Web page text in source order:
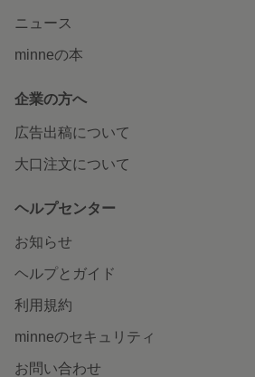
ニュース
minneの本
企業の方へ
広告出稿について
大口注文について
ヘルプセンター
お知らせ
ヘルプとガイド
利用規約
minneのセキュリティ
お問い合わせ